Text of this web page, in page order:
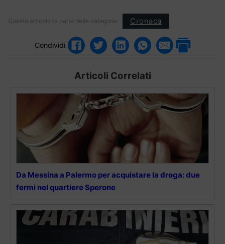
Questo articolo fa parte delle categorie: Cronaca
Condividi
Articoli Correlati
Da Messina a Palermo per acquistare la droga: due
fermi nel quartiere Sperone